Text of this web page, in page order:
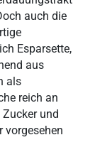
auch die
Esparsette,
aus
als
reich an
und
vorgesehen